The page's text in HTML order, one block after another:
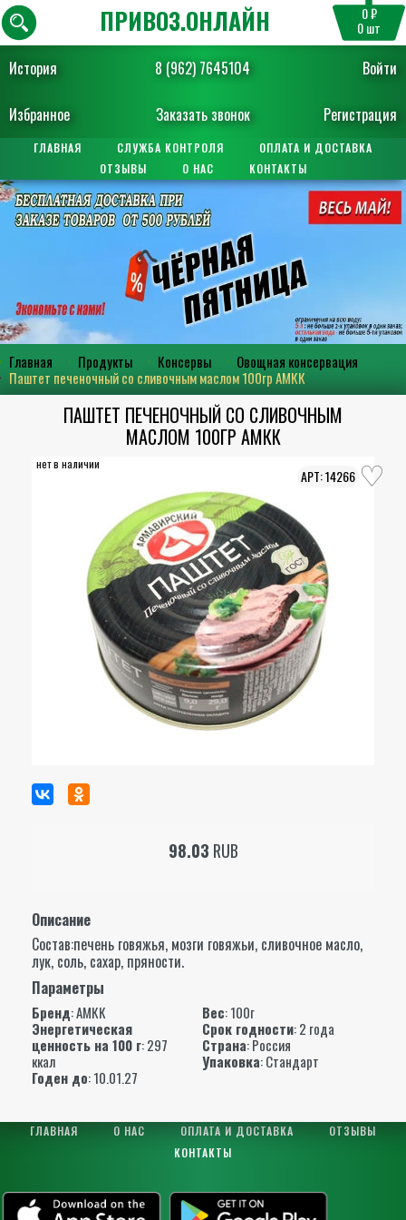
История 8 (962) 7645104 Войти
Избранное Заказать звонок Регистрация
ПРИВОЗ.ОНЛАЙН 0 ₽
0шт
ГЛАВНАЯ СЛУЖБА КОНТРОЛЯ
ОПЛАТА И ДОСТАВКА
ОТЗЫВЫ
О НАС КОНТАКТЫ
Главная Продукты Консервы
Овощная консервация
Паштет печеночный со сливочным маслом 100гр АМКК
ПАШТЕТ ПЕЧЕНОЧНЫЙ СО СЛИВОЧНЫМ
МАСЛОМ 100ГР АМКК
нет в наличии
14266
98.03 RUB
Описание
Состав:печень говяжья, мозги говяжьи, сливочное масло,
лук, соль, сахар, пряности.
Параметры
Бренд:АМКК Вес: 100г
Энергетическая
ценность на 100 г: 297
ккал
Срок годности: 2 года
Страна: Россия
Упаковка: Стандарт
Годен до: 10.01.27
ГЛАВНАЯ О НАС ОПЛАТА И ДОСТАВКА
ОТЗЫВЫ
КОНТАКТЫ